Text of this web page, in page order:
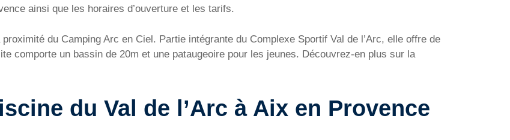
ainsi que les horaires d’ouverture et les tarifs.
du Camping Arc en Ciel. Partie intégrante du Complexe Sportif Val de l’Arc, elle offre de
comporte un bassin de 20m et une pataugeoire pour les jeunes. Découvrez-en plus sur la
du Val de l’Arc à Aix en Provence